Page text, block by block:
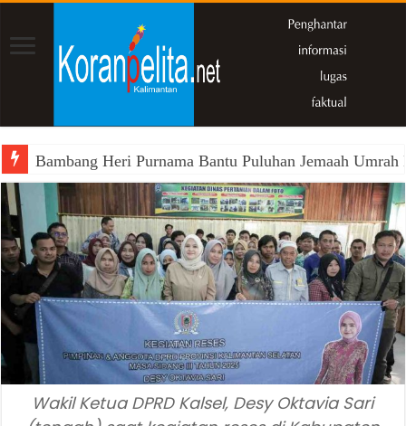
Bambang Heri Purnama Bantu Puluhan Jemaah
Wakil Ketua DPRD Kalsel, Desy Oktavia Sari